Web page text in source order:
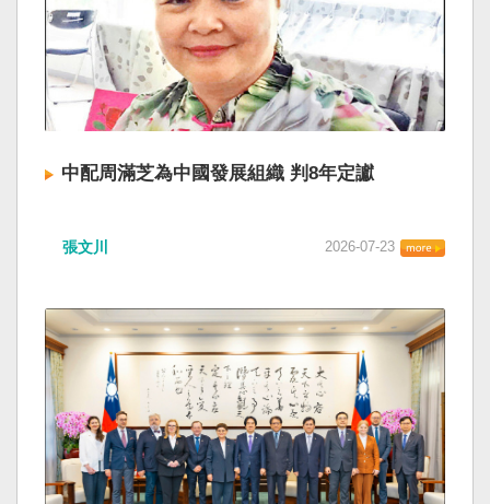
中配周滿芝為中國發展組織 判8年定讞
張文川 2026-07-23